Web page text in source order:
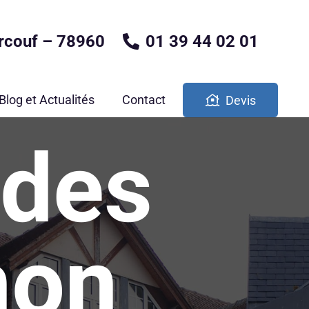
– 78960 01 39 44 02 01
et Actualités Contact Devis